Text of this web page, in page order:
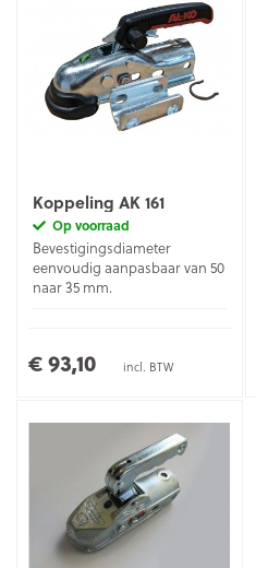
Koppeling AK 161
Op voorraad
Bevestigingsdiameter
eenvoudig aanpasbaar van 50
naar 35 mm.
Bevestiging
Rond
Materiaal
Verzinkt
staal
€ 93,10 incl. BTW